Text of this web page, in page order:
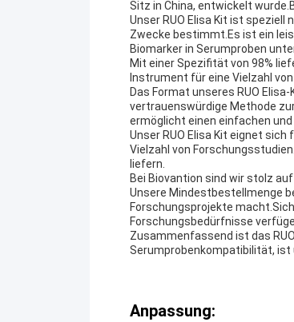
Sitz in China, entwickelt
Unser RUO Elisa Kit ist
Zwecke bestimmt.Es ist ein
Biomarker in Serumproben
Mit einer Spezifität von 98%
Instrument für eine Vielzahl
Das Format unseres RUO
vertrauenswürdige Methode
ermöglicht einen einfachen
Unser RUO Elisa Kit eignet
Vielzahl von
liefern.
Bei Biovantion sind wir stolz
Unsere Mindestbestellmenge
Forschungsprojekte
Forschungsbedürfnisse
Zusammenfassend ist das
Serumprobenkompatibilität, ist
Anpassung: